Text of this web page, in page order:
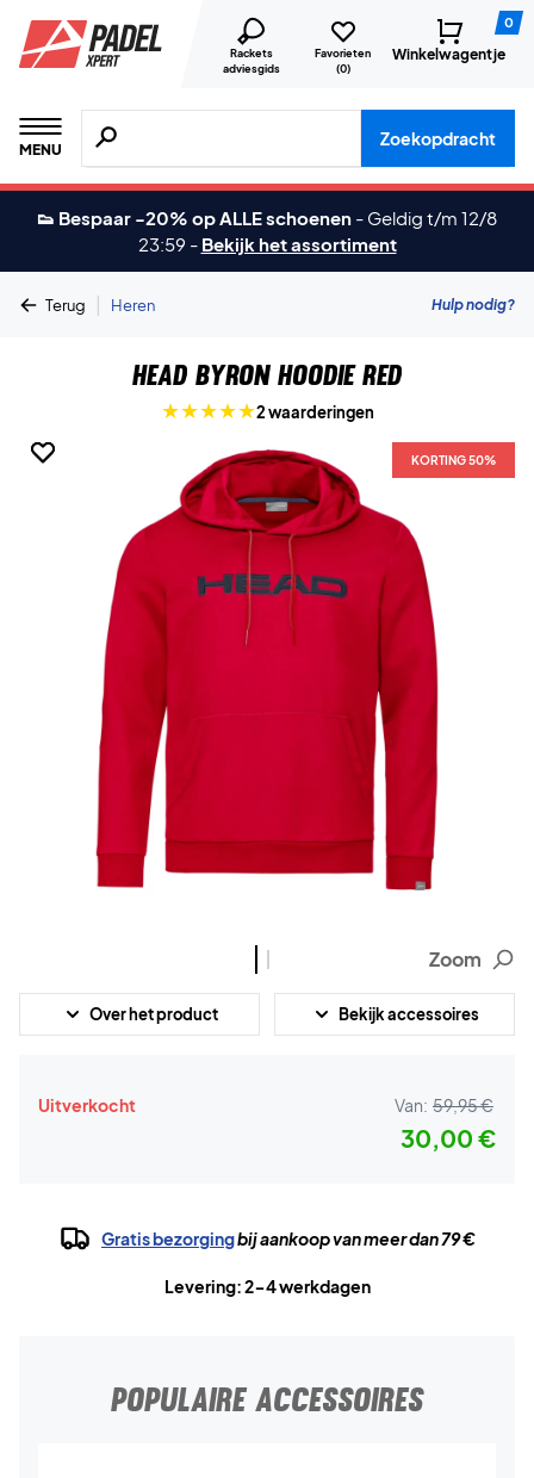
Rackets
adviesgids
Favorieten
(0)
0
Winkelwagentje
MENU
Zoeken naar producten, merken etc.
Zoekopdracht
👟 Bespaar -20% op ALLE schoenen - Geldig t/m 12/8
23:59 - Bekijk het assortiment
Terug | Heren Hulp nodig?
Head Byron Hoodie Red
2 waarderingen
KORTING 50%
KORTING 50%
Zoom
Over het product Bekijk accessoires
Uitverkocht Van: 59,95 €
30,00 €
Gratis bezorgingbij aankoop van meer dan 79 €
Levering: 2-4 werkdagen
POPULAIRE ACCESSOIRES